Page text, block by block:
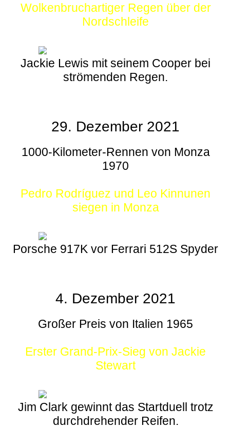
Wolkenbruchartiger Regen über der
Nordschleife
Jackie Lewis mit seinem Cooper bei
strömenden Regen.
29. Dezember 2021
1000-Kilometer-Rennen von Monza
1970
Pedro Rodríguez und Leo Kinnunen
siegen in Monza
Porsche 917K vor Ferrari 512S Spyder
4. Dezember 2021
Großer Preis von Italien 1965
Erster Grand-Prix-Sieg von Jackie
Stewart
Jim Clark gewinnt das Startduell trotz
durchdrehender Reifen.